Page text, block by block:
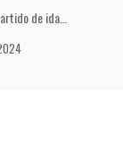
de ida…